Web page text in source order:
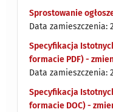
Sprostowanie
Data zamieszczenia:
Specyfikacja
formacie PDF) -
Data zamieszczenia:
Specyfikacja
formacie DOC) -